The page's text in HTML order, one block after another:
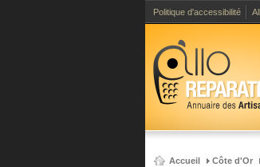
Politique d'accessibilité
Accueil Côte d'Or